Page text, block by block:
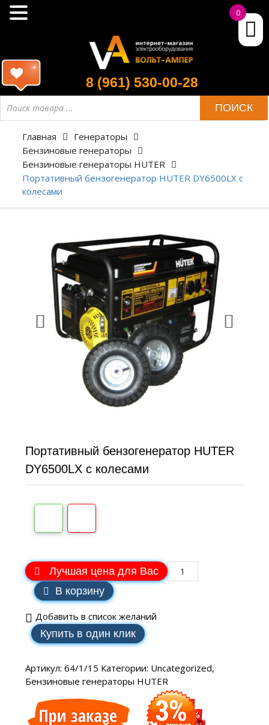
8 (961) 530-00-28
ПОИСК
Главная
Генераторы
Бензиновые генераторы
Бензиновые генераторы HUTER
Портативный бензогенератор HUTER DY6500LX с
колесами
Портативный бензогенератор HUTER
DY6500LX с колесами
Лучшая цена для Вас
В корзину
Добавить в список желаний
Купить в один клик
Артикул: 64/1/15 Категории: Uncategorized,
Бензиновые генераторы HUTER
0